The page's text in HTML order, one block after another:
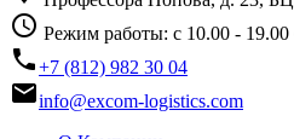
access_time Режим работы: с 10.00 -
phone+7 (812) 982 30 04
emailinfo@excom-logistics.com